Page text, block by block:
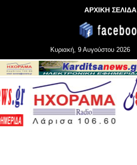
ΑΡΧΙΚΗ ΣΕΛΙΔΑ
Κυριακή, 9 Αυγούστου 2026